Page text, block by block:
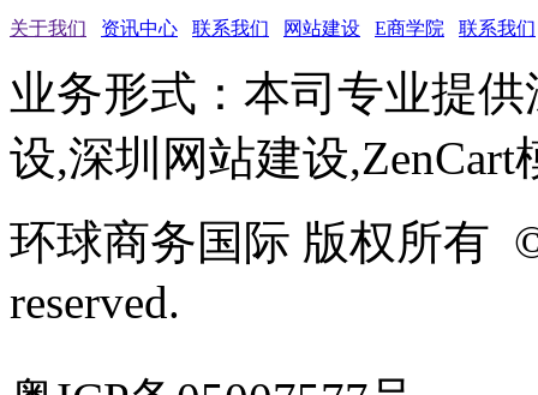
关于我们 资讯中心 联系我们 网站建设 E商学院 联系我们
业务形式：本司专业提
设,深圳网站建设,ZenCart
环球商务国际 版权所有
reserved.